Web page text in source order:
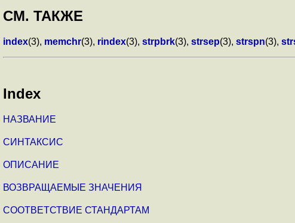
СМ. ТАКЖЕ
index(3), memchr(3), rindex(3), strpbrk(3), strsep(3), strspn(3),
Index
НАЗВАНИЕ
СИНТАКСИС
ОПИСАНИЕ
ВОЗВРАЩАЕМЫЕ ЗНАЧЕНИЯ
СООТВЕТСТВИЕ СТАНДАРТАМ